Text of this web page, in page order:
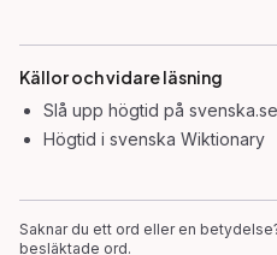
Källor och vidare läsning
Slå upp högtid på svenska.se
Högtid i svenska Wiktionary
Saknar du ett ord eller en
besläktade ord.